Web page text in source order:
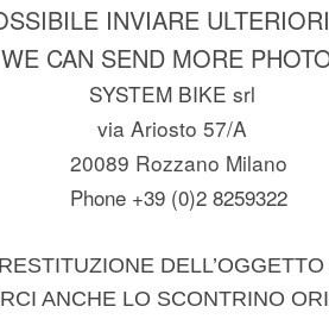
INVIARE
WE CAN SEND MORE
SYSTEM BIKE srl
via Ariosto 57/A
20089 Rozzano Milano
Phone +39 (0)2 8259322
ANCHE LO SCONTRINO